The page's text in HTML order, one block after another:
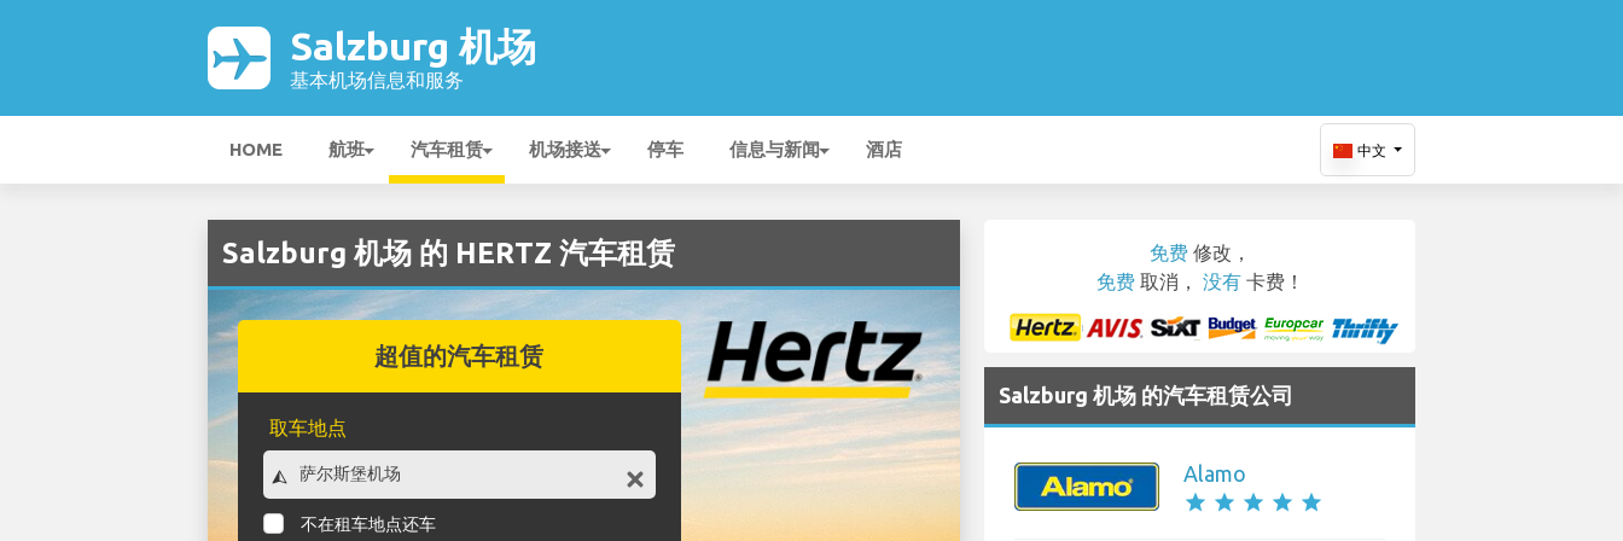
Salzburg 机场
基本机场信息和服务
HOME 航班 汽车租赁 机场接送 停车 信息与新闻 酒店 中文
Salzburg 机场 的 HERTZ 汽车租赁
超值的汽车租赁
取车地点
不在租车地点还车
免费 修改，
免费 取消， 没有 卡费！
Salzburg 机场 的汽车租赁公司
Alamo
star star star star star